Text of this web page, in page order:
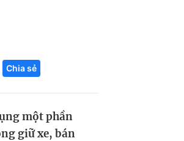
Hitech Công nghệ tương lai
Thị trường
Chia sẻ
một phần
giữ xe, bán